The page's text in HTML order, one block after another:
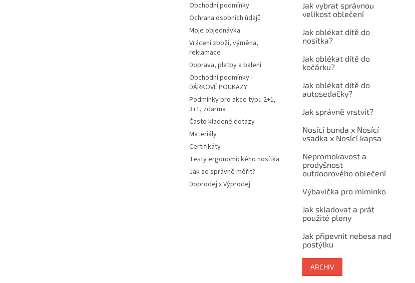
Obchodní podmínky
Ochrana osobních údajů
Moje objednávka
Vrácení zboží, výměna,
reklamace
Doprava, platby a balení
Obchodní podmínky -
DÁRKOVÉ POUKAZY
Podmínky pro akce typu 2+1,
3+1, zdarma
Často kladené dotazy
Materiály
Certifikáty
Testy ergonomického nosítka
Jak se správně měřit?
Doprodej x Výprodej
Jak vybrat správnou
velikost oblečení
Jak oblékat dítě do
nosítka?
Jak oblékat dítě do
kočárku?
Jak oblékat dítě do
autosedačky?
Jak správně vrstvit?
Nosící bunda x Nosící
vsadka x Nosící kapsa
Nepromokavost a
prodyšnost
outdoorového oblečení
Výbavička pro miminko
Jak skladovat a prát
použité pleny
Jak připevnit nebesa nad
postýlku
ARCHIV